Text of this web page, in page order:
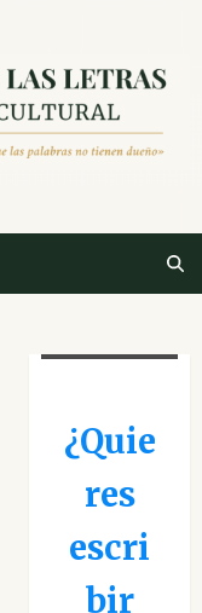
¿Quie
res
escri
bir